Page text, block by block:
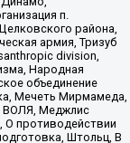
п.
района,
армия, Тризуб
division,
Народная
объединение
Мечеть Мирмамеда,
ВОЛЯ, Меджлис
О противодействии
Штольц, В